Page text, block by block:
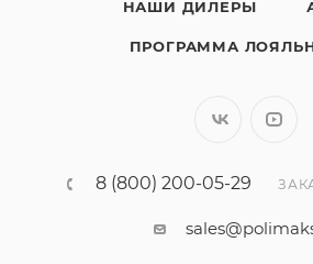
НАШИ ДИЛЕРЫ
ПРОГРАММА
8 (800) 200-05-29